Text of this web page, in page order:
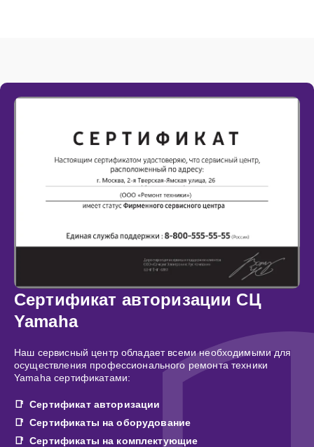
Сертификат авторизации СЦ
Yamaha
Наш сервисный центр обладает всеми необходимыми для
осуществления профессионального ремонта техники
Yamaha сертификатами:
Сертификат авторизации
Сертификаты на оборудование
Сертификаты на комплектующие